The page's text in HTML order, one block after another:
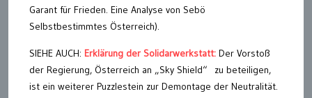
Garant für Frieden. Eine Analyse von Sebö
Selbstbestimmtes Österreich).
SIEHE AUCH: Erklärung der Solidarwerkstatt: Der Vorstoß
der Regierung, Österreich an „Sky Shield“ zu beteiligen,
ist ein weiterer Puzzlestein zur Demontage der Neutralität.